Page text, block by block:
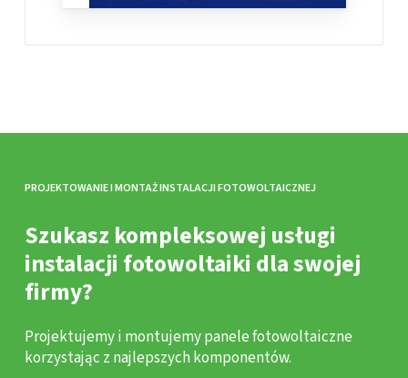
PROJEKTOWANIE I MONTAŻ INSTALACJI FOTOWOLTAICZNEJ
Szukasz kompleksowej usługi
instalacji fotowoltaiki dla swojej
firmy?
Projektujemy i montujemy panele fotowoltaiczne
korzystając z najlepszych komponentów.